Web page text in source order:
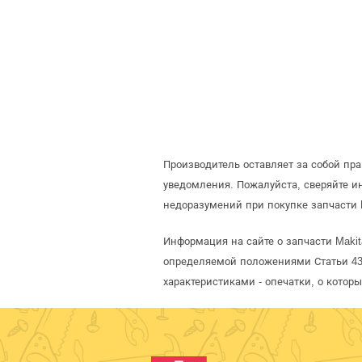
Производитель оставляет за собой
уведомления. Пожалуйста, сверяйте
недоразумений при покупке
Информация на сайте о запчасти
определяемой положениями Статьи
характеристиками - опечатки, о